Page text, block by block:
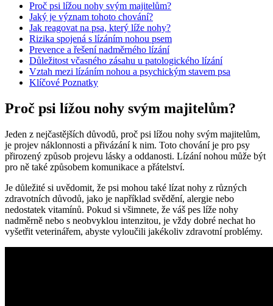
Proč psi lížou nohy svým majitelům?
Jaký je význam tohoto chování?
Jak reagovat na psa, který líže nohy?
Rizika spojená s lízáním nohou psem
Prevence a řešení nadměrného lízání
Důležitost včasného zásahu u patologického lízání
Vztah mezi lízáním nohou a psychickým stavem psa
Klíčové Poznatky
Proč psi lížou nohy svým majitelům?
Jeden z nejčastějších důvodů, proč psi lížou nohy svým majitelům,
je projev náklonnosti a přivázání k nim. Toto chování je pro psy
přirozený způsob projevu lásky a oddanosti. Lízání nohou může být
pro ně také způsobem komunikace a přátelství.
Je důležité si uvědomit, že psi mohou také lízat nohy z různých
zdravotních důvodů, jako je například svědění, alergie nebo
nedostatek vitamínů. Pokud si všimnete, že váš pes líže nohy
nadměrně nebo s neobvyklou intenzitou, je vždy dobré nechat ho
vyšetřit veterinářem, abyste vyloučili jakékoliv zdravotní problémy.